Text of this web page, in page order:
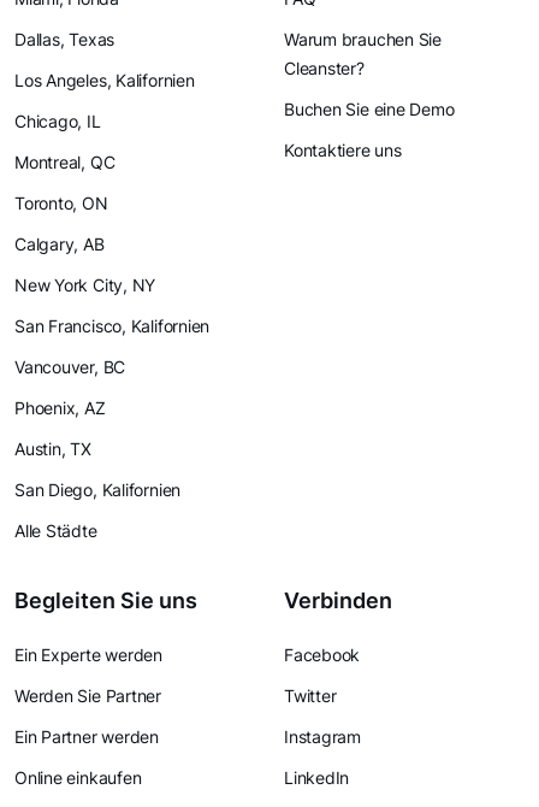
Dallas, Texas
Los Angeles, Kalifornien
Chicago, IL
Montreal, QC
Toronto, ON
Calgary, AB
New York City, NY
San Francisco, Kalifornien
Vancouver, BC
Phoenix, AZ
Austin, TX
San Diego, Kalifornien
Alle Städte
Warum brauchen Sie
Cleanster?
Buchen Sie eine Demo
Kontaktiere uns
Begleiten Sie uns
Ein Experte werden
Werden Sie Partner
Ein Partner werden
Online einkaufen
Verbinden
Facebook
Twitter
Instagram
LinkedIn